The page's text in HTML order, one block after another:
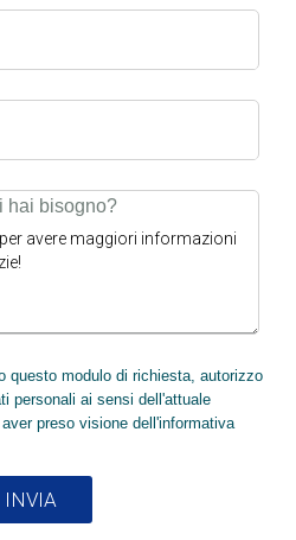
hai bisogno?
questo modulo di richiesta, autorizzo
personali ai sensi dell'attuale
preso visione dell'informativa
INVIA